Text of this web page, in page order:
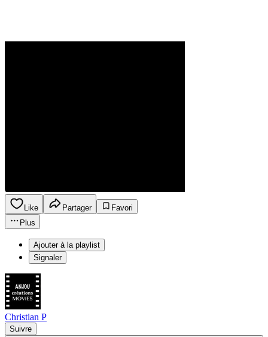
Like Partager
Favori
Plus
Ajouter à la playlist
Signaler
Christian P
Suivre